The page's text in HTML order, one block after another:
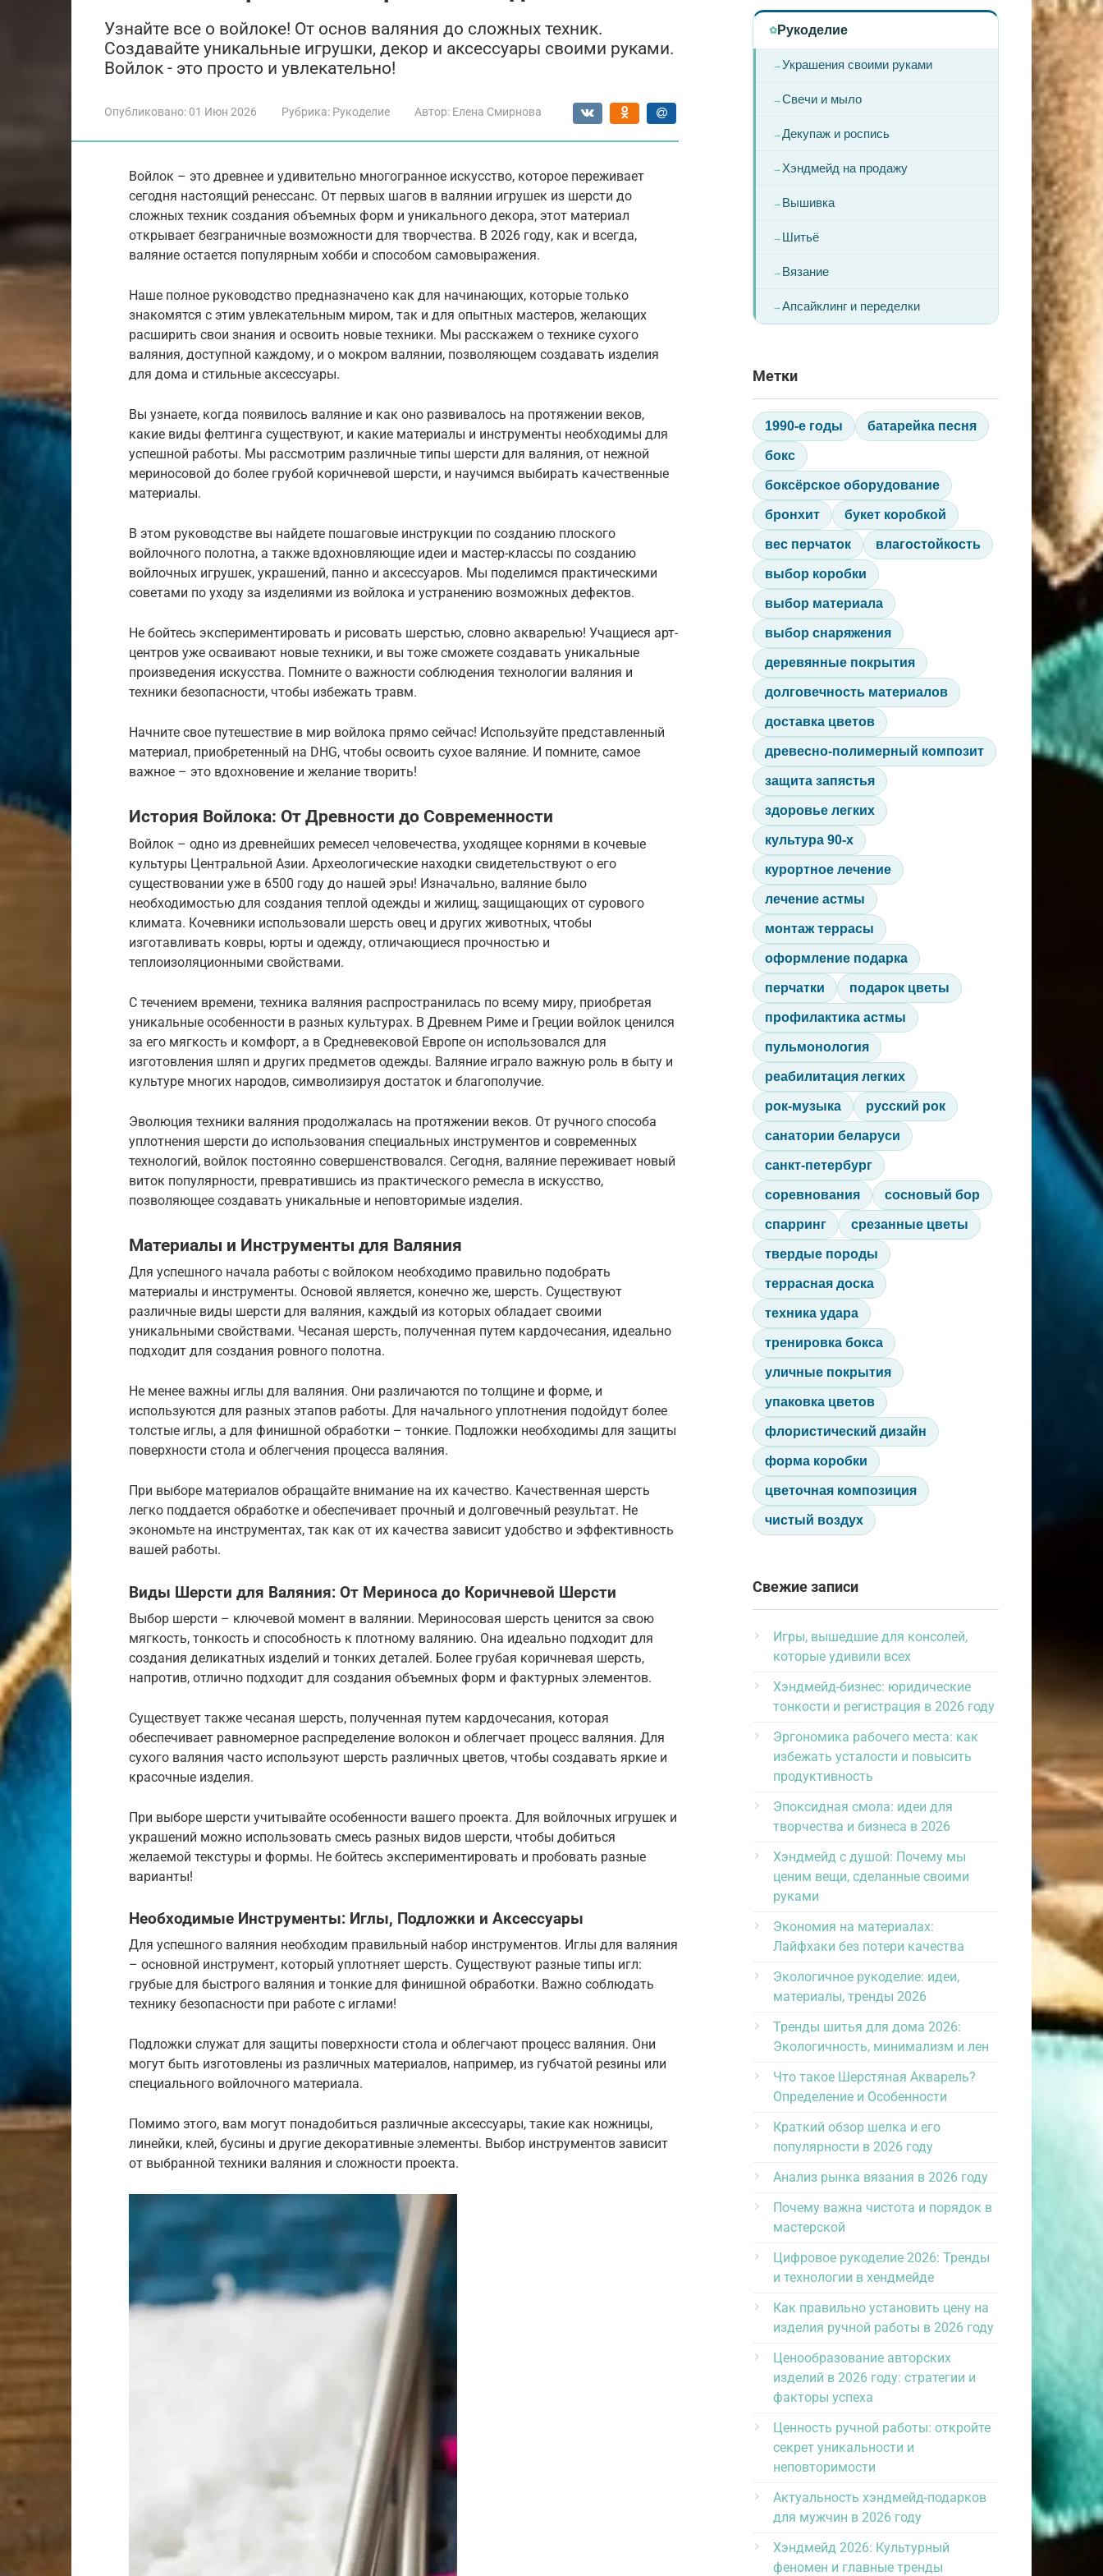
Узнайте все о войлоке! От основ валяния до сложных техник.
Создавайте уникальные игрушки, декор и аксессуары своими руками.
Войлок - это просто и увлекательно!
Опубликовано: 01 Июн 2026 Рубрика: Рукоделие Автор: Елена Смирнова
Войлок – это древнее и удивительно многогранное искусство, которое переживает
сегодня настоящий ренессанс. От первых шагов в валянии игрушек из шерсти до
сложных техник создания объемных форм и уникального декора, этот материал
открывает безграничные возможности для творчества. В 2026 году, как и всегда,
валяние остается популярным хобби и способом самовыражения.
Наше полное руководство предназначено как для начинающих, которые только
знакомятся с этим увлекательным миром, так и для опытных мастеров, желающих
расширить свои знания и освоить новые техники. Мы расскажем о технике сухого
валяния, доступной каждому, и о мокром валянии, позволяющем создавать изделия
для дома и стильные аксессуары.
Вы узнаете, когда появилось валяние и как оно развивалось на протяжении веков,
какие виды фелтинга существуют, и какие материалы и инструменты необходимы для
успешной работы. Мы рассмотрим различные типы шерсти для валяния, от нежной
мериносовой до более грубой коричневой шерсти, и научимся выбирать качественные
материалы.
В этом руководстве вы найдете пошаговые инструкции по созданию плоского
войлочного полотна, а также вдохновляющие идеи и мастер-классы по созданию
войлочных игрушек, украшений, панно и аксессуаров. Мы поделимся практическими
советами по уходу за изделиями из войлока и устранению возможных дефектов.
Не бойтесь экспериментировать и рисовать шерстью, словно акварелью! Учащиеся арт-
центров уже осваивают новые техники, и вы тоже сможете создавать уникальные
произведения искусства. Помните о важности соблюдения технологии валяния и
техники безопасности, чтобы избежать травм.
Начните свое путешествие в мир войлока прямо сейчас! Используйте представленный
материал, приобретенный на DHG, чтобы освоить сухое валяние. И помните, самое
важное – это вдохновение и желание творить!
История Войлока: От Древности до Современности
Войлок – одно из древнейших ремесел человечества, уходящее корнями в кочевые
культуры Центральной Азии. Археологические находки свидетельствуют о его
существовании уже в 6500 году до нашей эры! Изначально, валяние было
необходимостью для создания теплой одежды и жилищ, защищающих от сурового
климата. Кочевники использовали шерсть овец и других животных, чтобы
изготавливать ковры, юрты и одежду, отличающиеся прочностью и
теплоизоляционными свойствами.
С течением времени, техника валяния распространилась по всему миру, приобретая
уникальные особенности в разных культурах. В Древнем Риме и Греции войлок ценился
за его мягкость и комфорт, а в Средневековой Европе он использовался для
изготовления шляп и других предметов одежды. Валяние играло важную роль в быту и
культуре многих народов, символизируя достаток и благополучие.
Эволюция техники валяния продолжалась на протяжении веков. От ручного способа
уплотнения шерсти до использования специальных инструментов и современных
технологий, войлок постоянно совершенствовался. Сегодня, валяние переживает новый
виток популярности, превратившись из практического ремесла в искусство,
позволяющее создавать уникальные и неповторимые изделия.
Материалы и Инструменты для Валяния
Для успешного начала работы с войлоком необходимо правильно подобрать
материалы и инструменты. Основой является, конечно же, шерсть. Существуют
различные виды шерсти для валяния, каждый из которых обладает своими
уникальными свойствами. Чесаная шерсть, полученная путем кардочесания, идеально
подходит для создания ровного полотна.
Не менее важны иглы для валяния. Они различаются по толщине и форме, и
используются для разных этапов работы. Для начального уплотнения подойдут более
толстые иглы, а для финишной обработки – тонкие. Подложки необходимы для защиты
поверхности стола и облегчения процесса валяния.
При выборе материалов обращайте внимание на их качество. Качественная шерсть
легко поддается обработке и обеспечивает прочный и долговечный результат. Не
экономьте на инструментах, так как от их качества зависит удобство и эффективность
вашей работы.
Виды Шерсти для Валяния: От Мериноса до Коричневой Шерсти
Выбор шерсти – ключевой момент в валянии. Мериносовая шерсть ценится за свою
мягкость, тонкость и способность к плотному валянию. Она идеально подходит для
создания деликатных изделий и тонких деталей. Более грубая коричневая шерсть,
напротив, отлично подходит для создания объемных форм и фактурных элементов.
Существует также чесаная шерсть, полученная путем кардочесания, которая
обеспечивает равномерное распределение волокон и облегчает процесс валяния. Для
сухого валяния часто используют шерсть различных цветов, чтобы создавать яркие и
красочные изделия.
При выборе шерсти учитывайте особенности вашего проекта. Для войлочных игрушек и
украшений можно использовать смесь разных видов шерсти, чтобы добиться
желаемой текстуры и формы. Не бойтесь экспериментировать и пробовать разные
варианты!
Необходимые Инструменты: Иглы, Подложки и Аксессуары
Для успешного валяния необходим правильный набор инструментов. Иглы для валяния
– основной инструмент, который уплотняет шерсть. Существуют разные типы игл:
грубые для быстрого валяния и тонкие для финишной обработки. Важно соблюдать
технику безопасности при работе с иглами!
Подложки служат для защиты поверхности стола и облегчают процесс валяния. Они
могут быть изготовлены из различных материалов, например, из губчатой резины или
специального войлочного материала.
Помимо этого, вам могут понадобиться различные аксессуары, такие как ножницы,
линейки, клей, бусины и другие декоративные элементы. Выбор инструментов зависит
от выбранной техники валяния и сложности проекта.
Рукоделие
Украшения своими руками
Свечи и мыло
Декупаж и роспись
Хэндмейд на продажу
Вышивка
Шитьё
Вязание
Апсайклинг и переделки
Метки
1990-е годы батарейка песня
бокс
боксёрское оборудование
бронхит букет коробкой
вес перчаток влагостойкость
выбор коробки
выбор материала
выбор снаряжения
деревянные покрытия
долговечность материалов
доставка цветов
древесно-полимерный композит
защита запястья
здоровье легких
культура 90-х
курортное лечение
лечение астмы
монтаж террасы
оформление подарка
перчатки подарок цветы
профилактика астмы
пульмонология
реабилитация легких
рок-музыка русский рок
санатории беларуси
санкт-петербург
соревнования сосновый бор
спарринг срезанные цветы
твердые породы
террасная доска
техника удара
тренировка бокса
уличные покрытия
упаковка цветов
флористический дизайн
форма коробки
цветочная композиция
чистый воздух
Свежие записи
Игры, вышедшие для консолей,
которые удивили всех
Хэндмейд-бизнес: юридические
тонкости и регистрация в 2026 году
Эргономика рабочего места: как
избежать усталости и повысить
продуктивность
Эпоксидная смола: идеи для
творчества и бизнеса в 2026
Хэндмейд с душой: Почему мы
ценим вещи, сделанные своими
руками
Экономия на материалах:
Лайфхаки без потери качества
Экологичное рукоделие: идеи,
материалы, тренды 2026
Тренды шитья для дома 2026:
Экологичность, минимализм и лен
Что такое Шерстяная Акварель?
Определение и Особенности
Краткий обзор шелка и его
популярности в 2026 году
Анализ рынка вязания в 2026 году
Почему важна чистота и порядок в
мастерской
Цифровое рукоделие 2026: Тренды
и технологии в хендмейде
Как правильно установить цену на
изделия ручной работы в 2026 году
Ценообразование авторских
изделий в 2026 году: стратегии и
факторы успеха
Ценность ручной работы: откройте
секрет уникальности и
неповторимости
Актуальность хэндмейд-подарков
для мужчин в 2026 году
Хэндмейд 2026: Культурный
феномен и главные тренды